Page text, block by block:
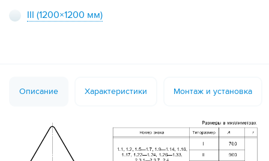
III (1200×1200 мм)
Описание Характеристики Монтаж и установка